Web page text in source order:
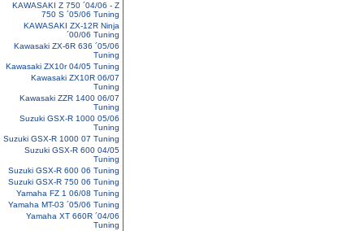
KAWASAKI Z 750 ´04/06 - Z
750 S ´05/06 Tuning
KAWASAKI ZX-12R Ninja
´00/06 Tuning
Kawasaki ZX-6R 636 ´05/06
Tuning
Kawasaki ZX10r 04/05 Tuning
Kawasaki ZX10R 06/07
Tuning
Kawasaki ZZR 1400 06/07
Tuning
Suzuki GSX-R 1000 05/06
Tuning
Suzuki GSX-R 1000 07 Tuning
Suzuki GSX-R 600 04/05
Tuning
Suzuki GSX-R 600 06 Tuning
Suzuki GSX-R 750 06 Tuning
Yamaha FZ 1 06/08 Tuning
Yamaha MT-03 ´05/06 Tuning
Yamaha XT 660R ´04/06
Tuning